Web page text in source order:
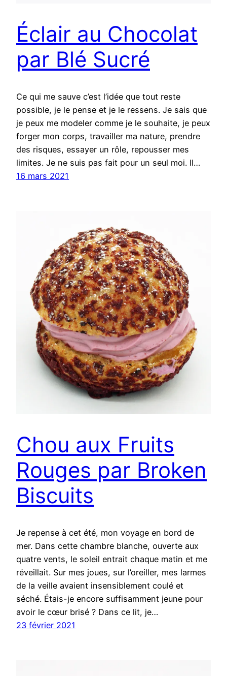
Éclair au Chocolat
par Blé Sucré
Ce qui me sauve c’est l’idée que tout reste
possible, je le pense et je le ressens. Je sais que
je peux me modeler comme je le souhaite, je peux
forger mon corps, travailler ma nature, prendre
des risques, essayer un rôle, repousser mes
limites. Je ne suis pas fait pour un seul moi. Il…
16 mars 2021
Chou aux Fruits
Rouges par Broken
Biscuits
Je repense à cet été, mon voyage en bord de
mer. Dans cette chambre blanche, ouverte aux
quatre vents, le soleil entrait chaque matin et me
réveillait. Sur mes joues, sur l’oreiller, mes larmes
de la veille avaient insensiblement coulé et
séché. Étais-je encore suffisamment jeune pour
avoir le cœur brisé ? Dans ce lit, je…
23 février 2021